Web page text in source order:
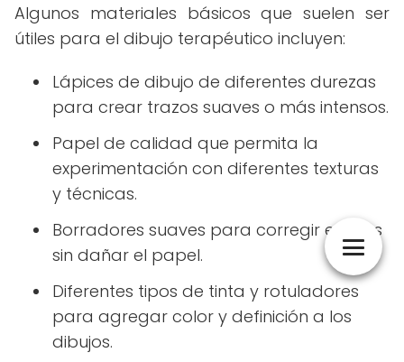
Algunos materiales básicos que suelen ser
útiles para el dibujo terapéutico incluyen:
Lápices de dibujo de diferentes durezas
para crear trazos suaves o más intensos.
Papel de calidad que permita la
experimentación con diferentes texturas
y técnicas.
Borradores suaves para corregir errores
sin dañar el papel.
Diferentes tipos de tinta y rotuladores
para agregar color y definición a los
dibujos.